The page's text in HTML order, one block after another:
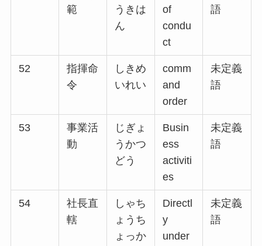
範
うきは
ん
of
condu
ct
語
52
指揮命
令
しきめ
いれい
comm
and
order
未定義
語
53
事業活
動
じぎょ
うかつ
どう
Busin
ess
activiti
es
未定義
語
54
社長直
轄
しゃち
ょうち
ょっか
Directl
y
under
未定義
語